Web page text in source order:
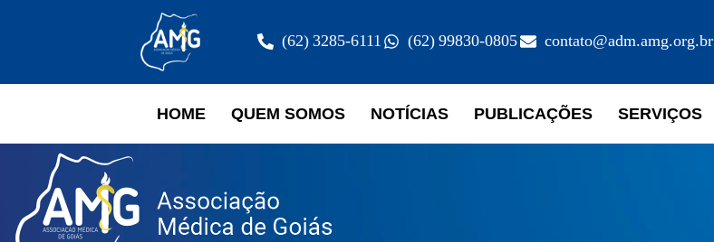
(62) 3285-6111 (62) 99830-0805 contato@adm.amg.org.br
HOME QUEM SOMOS NOTÍCIAS PUBLICAÇÕES SERVIÇOS